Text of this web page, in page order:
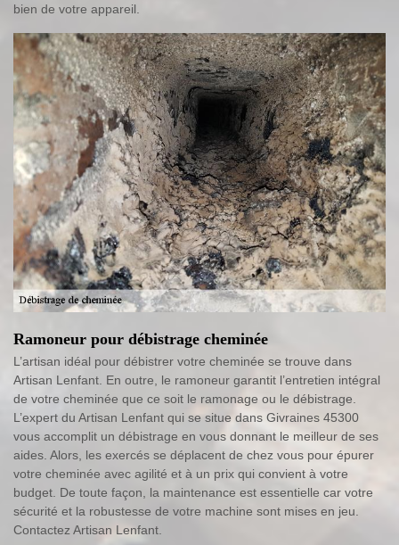
bien de votre appareil.
Ramoneur pour débistrage cheminée
L’artisan idéal pour débistrer votre cheminée se trouve dans
Artisan Lenfant. En outre, le ramoneur garantit l’entretien intégral
de votre cheminée que ce soit le ramonage ou le débistrage.
L’expert du Artisan Lenfant qui se situe dans Givraines 45300
vous accomplit un débistrage en vous donnant le meilleur de ses
aides. Alors, les exercés se déplacent de chez vous pour épurer
votre cheminée avec agilité et à un prix qui convient à votre
budget. De toute façon, la maintenance est essentielle car votre
sécurité et la robustesse de votre machine sont mises en jeu.
Contactez Artisan Lenfant.